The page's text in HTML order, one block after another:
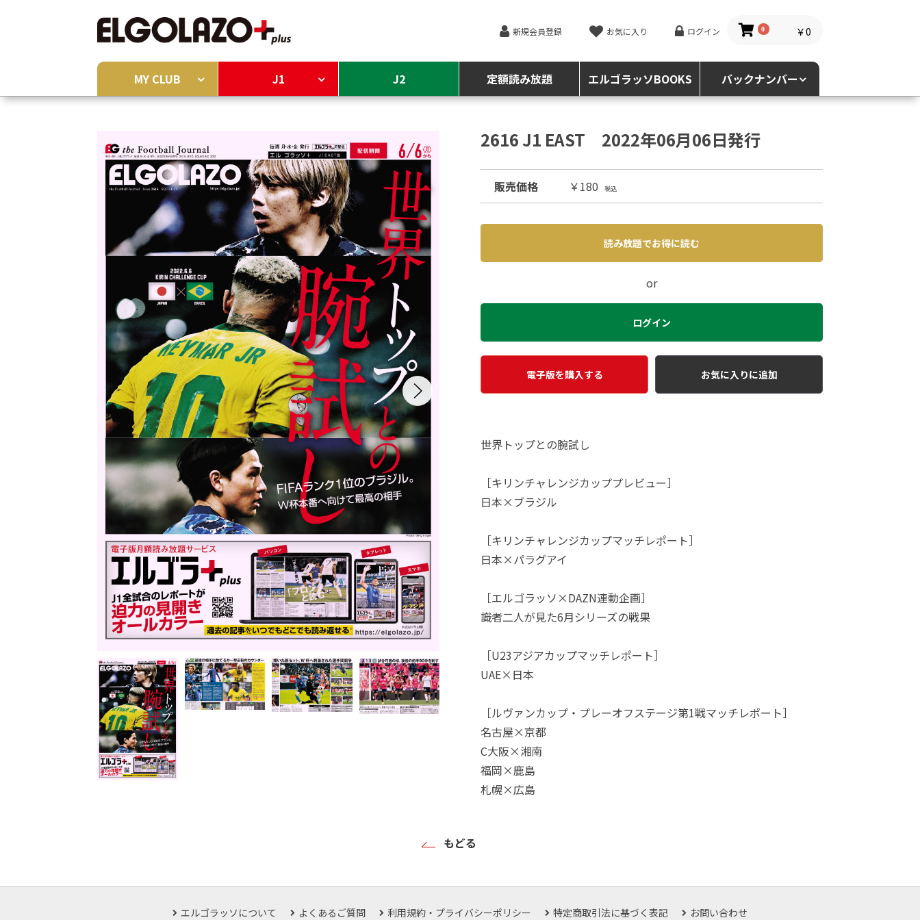
新規会員登録 お気に入り ログイン 0 ￥0
MY CLUB J1 J2 定額読み放題 エルゴラッソBOOKS バックナンバー
2616 J1 EAST 2022年06月06日発行
販売価格 ￥180 税込
読み放題でお得に読む
or
ログイン
電子版を購入する お気に入りに追加
世界トップとの腕試し
［キリンチャレンジカッププレビュー］
日本×ブラジル
［キリンチャレンジカップマッチレポート］
日本×パラグアイ
［エルゴラッソ×DAZN連動企画］
識者二人が見た6月シリーズの戦果
［U23アジアカップマッチレポート］
UAE×日本
［ルヴァンカップ・プレーオフステージ第1戦マッチレポート］
名古屋×京都
C大阪×湘南
福岡×鹿島
札幌×広島
もどる
エルゴラッソについて よくあるご質問 利用規約・プライバシーポリシー 特定商取引法に基づく表記 お問い合わせ